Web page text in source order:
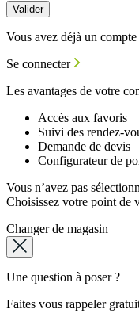
Valider
Vous avez déjà un compte
Se connecter
Les avantages de votre
Accès aux favoris
Suivi des rendez-
Demande de devis
Configurateur de
Vous n’avez pas
Choisissez votre point de
Changer de magasin
Une question à poser ?
Faites vous rappeler